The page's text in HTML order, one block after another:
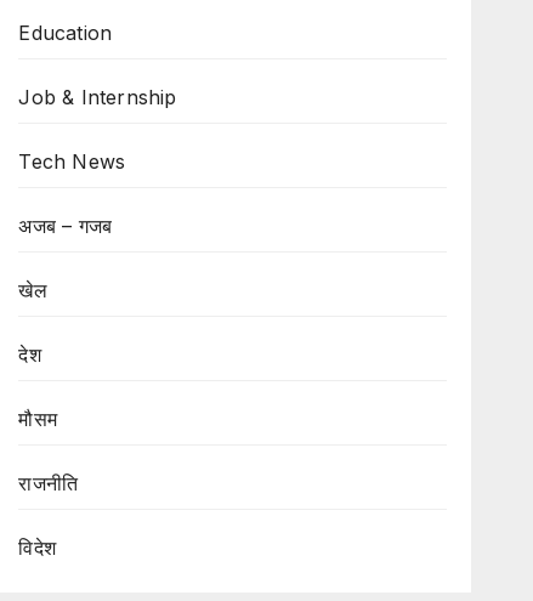
Education
Job & Internship
Tech News
अजब – गजब
खेल
देश
मौसम
राजनीति
विदेश